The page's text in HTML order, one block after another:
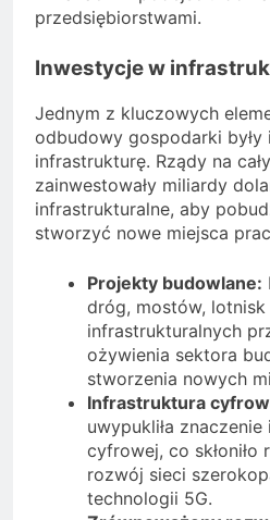
przedsiębiorstwami.
Inwestycje w
Jednym z kluczowych
odbudowy gospodarki były
infrastrukturę. Rządy na
zainwestowały miliardy
infrastrukturalne, aby
stworzyć nowe miejsca
Projekty budowlane:
dróg, mostów,
infrastrukturalnych
ożywienia sektora
stworzenia nowych
Infrastruktura
uwypukliła
cyfrowej, co
rozwój sieci
technologii 5G.